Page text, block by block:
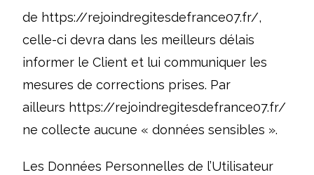
de https://rejoindregitesdefrance07.fr/,
celle-ci devra dans les meilleurs délais
informer le Client et lui communiquer les
mesures de corrections prises. Par
ailleurs https://rejoindregitesdefrance07.fr/
ne collecte aucune « données sensibles ».
Les Données Personnelles de l’Utilisateur